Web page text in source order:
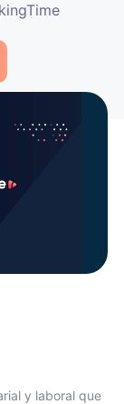
y laboral que